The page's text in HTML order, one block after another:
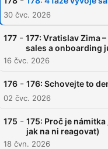
30 čvc. 2026
177 - 177: Vratislav Zima
sales a onboarding
16 čvc. 2026
176 - 176: Schovejte to
02 čvc. 2026
175 - 175: Proč je
jak na ni reagovat)
18 čvn. 2026